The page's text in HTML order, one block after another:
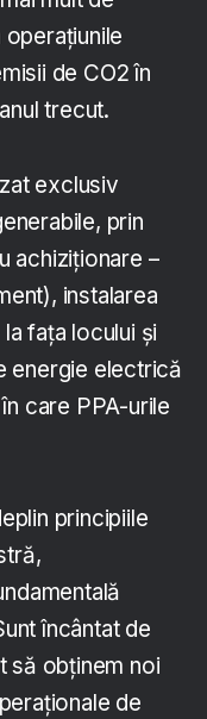
de CO2 în
trecut.
exclusiv
prin
achiziționare –
instalarea
fața locului și
energie electrică
care PPA-urile
principiile
încântat de
să obținem noi
de